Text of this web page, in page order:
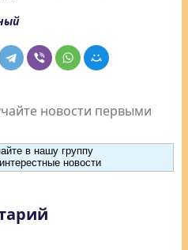
новости первыми
в нашу группу
новости